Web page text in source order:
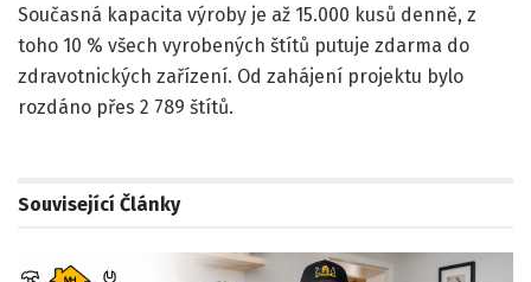
Současná kapacita výroby je až 15.000 kusů denně, z
toho 10 % všech vyrobených štítů putuje zdarma do
zdravotnických zařízení. Od zahájení projektu bylo
rozdáno přes 2 789 štítů.
Související Články